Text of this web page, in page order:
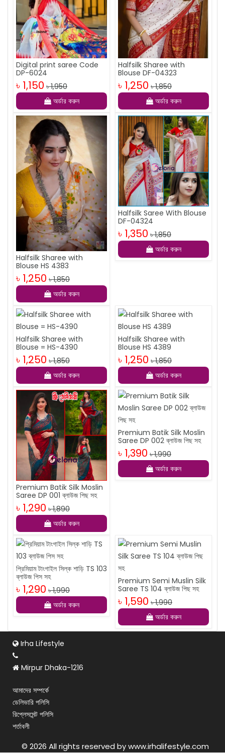
Digital print saree Code
DP-6024
৳ 1,150 ৳ 1,950
অর্ডার করুন
Halfsilk Sharee with
Blouse DF-04323
৳ 1,250 ৳ 1,850
অর্ডার করুন
Halfsilk Sharee with
Blouse HS 4383
৳ 1,250 ৳ 1,850
অর্ডার করুন
Halfsilk Saree With Blouse
DF-04324
৳ 1,350 ৳ 1,850
অর্ডার করুন
Halfsilk Sharee with
Blouse = HS-4390
৳ 1,250 ৳ 1,850
অর্ডার করুন
Halfsilk Sharee with
Blouse HS 4389
৳ 1,250 ৳ 1,850
অর্ডার করুন
Premium Batik Silk Moslin
Saree DP 001 ব্লাউজ পিছ সহ
৳ 1,290 ৳ 1,890
অর্ডার করুন
Premium Batik Silk Moslin
Saree DP 002 ব্লাউজ পিছ সহ
৳ 1,390 ৳ 1,990
অর্ডার করুন
প্রিমিয়াম টাংগাইল সিল্ক শাড়ি TS 103
ব্লাউজ পিস সহ
৳ 1,290 ৳ 1,990
অর্ডার করুন
Premium Semi Muslin Silk
Saree TS 104 ব্লাউজ পিছ সহ
৳ 1,590 ৳ 1,990
অর্ডার করুন
Irha Lifestyle
Mirpur Dhaka-1216
আমাদের সম্পর্কে
ডেলিভারি পলিসি
রিপ্লেসমেন্ট পলিসি
শর্তাবলী
© 2026 All rights reserved by www.irhalifestyle.com